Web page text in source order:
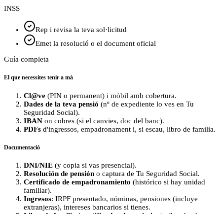
INSS
Rep i revisa la teva sol·licitud
Emet la resolució o el document oficial
Guía completa
El que necessites tenir a mà
Cl@ve (PIN o permanent) i mòbil amb cobertura.
Dades de la teva pensió (nº de expediente lo ves en Tu
Seguridad Social).
IBAN on cobres (si el canvies, doc del banc).
PDFs d'ingressos, empadronament i, si escau, libro de familia.
Documentació
DNI/NIE (y copia si vas presencial).
Resolución de pensión o captura de Tu Seguridad Social.
Certificado de empadronamiento (histórico si hay unidad
familiar).
Ingresos: IRPF presentado, nóminas, pensiones (incluye
extranjeras), intereses bancarios si tienes.